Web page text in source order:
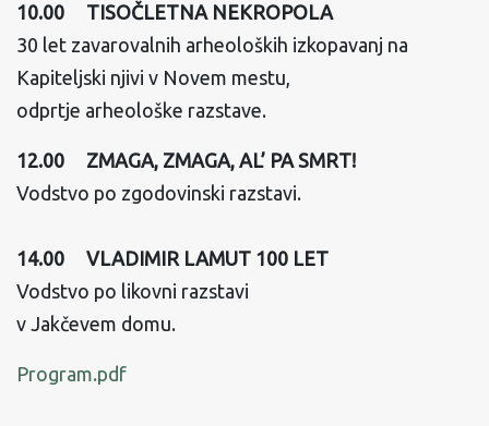
10.00 TISOČLETNA NEKROPOLA
30 let zavarovalnih arheoloških izkopavanj na
Kapiteljski njivi v Novem mestu,
odprtje arheološke razstave.
12.00 ZMAGA, ZMAGA, AL’ PA SMRT!
Vodstvo po zgodovinski razstavi.
14.00 VLADIMIR LAMUT 100 LET
Vodstvo po likovni razstavi
v Jakčevem domu.
Program.pdf